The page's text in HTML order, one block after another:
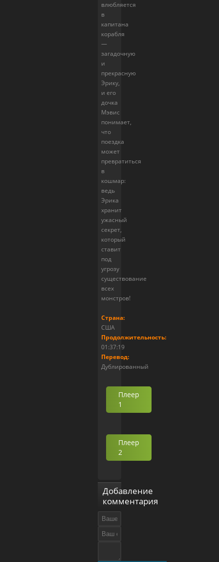
влюбляется
в
капитана
корабля
—
загадочную
и
прекрасную
Эрику,
и его
дочка
Мэвис
понимает,
что
поездка
может
превратиться
в
кошмар:
ведь
Эрика
хранит
ужасный
секрет,
который
ставит
под
угрозу
существование
всех
монстров!
Страна:
США
Продолжительность:
01:37:19
Перевод:
Дублированный
Плеер
1
Плеер
2
Добавление
комментария